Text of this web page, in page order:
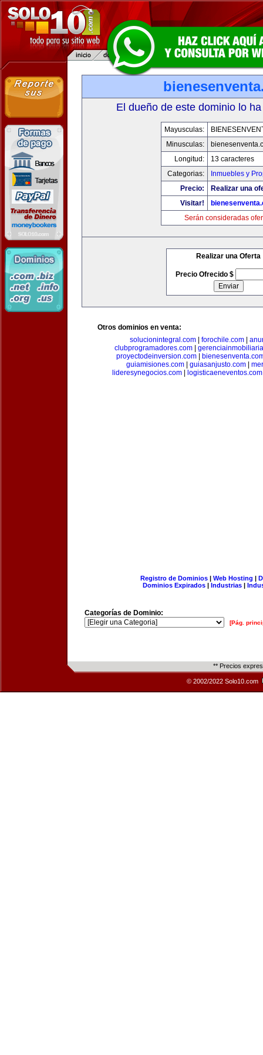
El dueño de este dominio lo
Mayusculas:
Minusculas:
Longitud:
13 caracteres
Categorias:
Inmuebles y
Precio:
Realizar una
Visitar!
Serán consideradas
Realizar una Oferta
Precio Ofrecido $
Otros dominios en venta:
solucionintegral.com| forochile.com|
clubprogramadores.com
proyectodeinversion.com|
guiamisiones.com
guiasanjusto.com
lideresynegocios.com
logisticaeneventos.com
Registro de Dominios| Web Hosting |
Dominios Expirados | Industrias |
Categorías de Dominio:
[Pág.
** Precios
© 2002/2022 Solo10.com